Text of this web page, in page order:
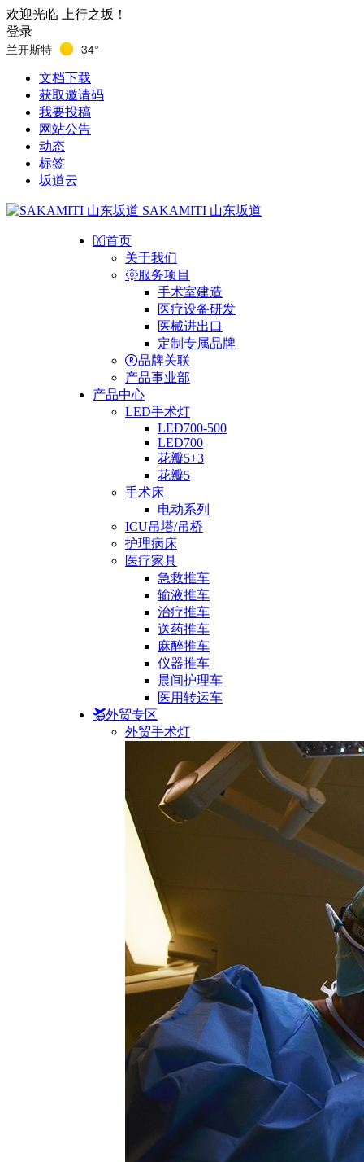
欢迎光临 上行之坂！
登录
兰开斯特 34°
文档下载
获取邀请码
我要投稿
网站公告
动态
标签
坂道云
SAKAMITI 山东坂道
首页
关于我们
服务项目
手术室建造
医疗设备研发
医械进出口
定制专属品牌
品牌关联
产品事业部
产品中心
LED手术灯
LED700-500
LED700
花瓣5+3
花瓣5
手术床
电动系列
ICU吊塔/吊桥
护理病床
医疗家具
急救推车
输液推车
治疗推车
送药推车
麻醉推车
仪器推车
晨间护理车
医用转运车
外贸专区
外贸手术灯